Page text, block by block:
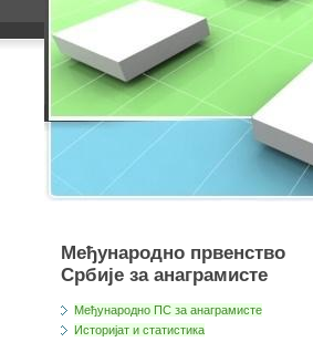
Међународно првенство
Србије за анаграмисте
Међународно ПС за анаграмисте
Историјат и статистика